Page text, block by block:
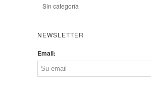
Sin categoría
NEWSLETTER
Email: